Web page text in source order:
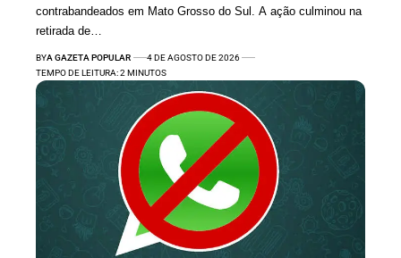
contrabandeados em Mato Grosso do Sul. A ação culminou na
retirada de…
BYA GAZETA POPULAR
4 DE AGOSTO DE 2026
TEMPO DE LEITURA: 2 MINUTOS